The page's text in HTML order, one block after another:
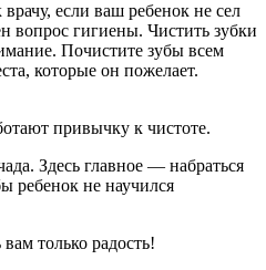
если ваш ребенок не сел
вопрос гигиены. Чистить зубки
Почистите зубы всем
которые он пожелает.
привычку к чистоте.
Здесь главное — набраться
ребенок не научился
только радость!